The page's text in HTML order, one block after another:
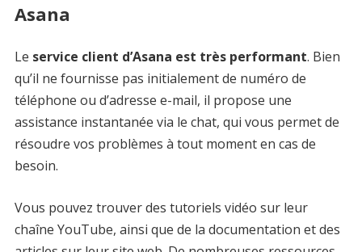
Asana
Le service client d’Asana est très performant. Bien
qu’il ne fournisse pas initialement de numéro de
téléphone ou d’adresse e-mail, il propose une
assistance instantanée via le chat, qui vous permet de
résoudre vos problèmes à tout moment en cas de
besoin.
Vous pouvez trouver des tutoriels vidéo sur leur
chaîne YouTube, ainsi que de la documentation et des